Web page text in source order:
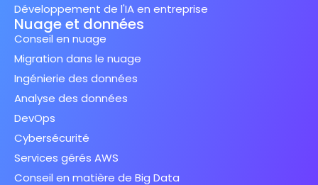
Développement de l'IA en entreprise
Nuage et données
Conseil en nuage
Migration dans le nuage
Ingénierie des données
Analyse des données
DevOps
Cybersécurité
Services gérés AWS
Conseil en matière de Big Data